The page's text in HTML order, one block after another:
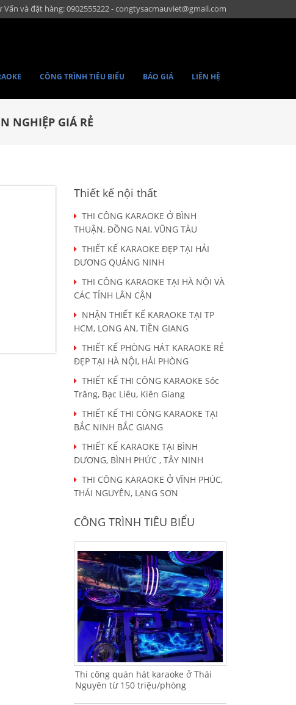
Vấn và đặt hàng: 0902555222 - congtysacmauviet@gmail.com
CÔNG TRÌNH TIÊU BIỂU BÁO GIÁ LIÊN HỆ
NGHIỆP GIÁ RẺ
Thiết kế nội thất
THI CÔNG KARAOKE Ở BÌNH
THUẬN, ĐỒNG NAI, VŨNG TÀU
THIẾT KẾ KARAOKE ĐẸP TẠI HẢI
DƯƠNG QUẢNG NINH
THI CÔNG KARAOKE TẠI HÀ NỘI VÀ
CÁC TỈNH LÂN CẬN
NHẬN THIẾT KẾ KARAOKE TẠI TP
HCM, LONG AN, TIỀN GIANG
THIẾT KẾ PHÒNG HÁT KARAOKE RẺ
ĐẸP TẠI HÀ NỘI, HẢI PHÒNG
THIẾT KẾ THI CÔNG KARAOKE Sóc
Trăng, Bạc Liêu, Kiên Giang
THIẾT KẾ THI CÔNG KARAOKE TẠI
BẮC NINH BẮC GIANG
THIẾT KẾ KARAOKE TẠI BÌNH
DƯƠNG, BÌNH PHỨC , TÂY NINH
THI CÔNG KARAOKE Ở VĨNH PHÚC,
THÁI NGUYÊN, LẠNG SƠN
CÔNG TRÌNH TIÊU BIỂU
Thi công quán hát karaoke ở Thái
Nguyên từ 150 triệu/phòng